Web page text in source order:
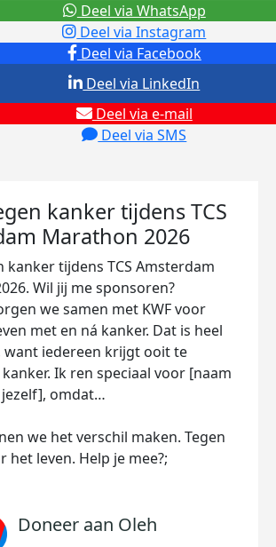
Deel via Facebook
Deel via Instagram
Deel via e-mail
Deel via SMS
Deel via LinkedIn
Deel via WhatsApp
kanker tijdens TCS
Marathon 2026
kanker tijdens TCS Amsterdam
Wil jij me sponsoren?
we samen met KWF voor
met en ná kanker. Dat is heel
want iedereen krijgt ooit te
Ik ren speciaal voor [naam
omdat…
we het verschil maken. Tegen
het leven. Help je mee?;
Doneer aan Oleh